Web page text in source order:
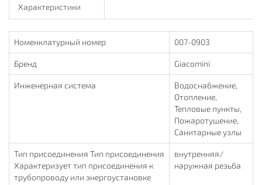
Характеристики
Номенклатурный номер 007-0903
Бренд Giacomini
Инженерная система
Водоснабжение,
Отопление,
Тепловые пункты,
Пожаротушение,
Санитарные узлы
Тип присоединения Тип присоединения
Характеризует тип присоединения к
трубопроводу или энергоустановке
внутренняя/
наружная резьба